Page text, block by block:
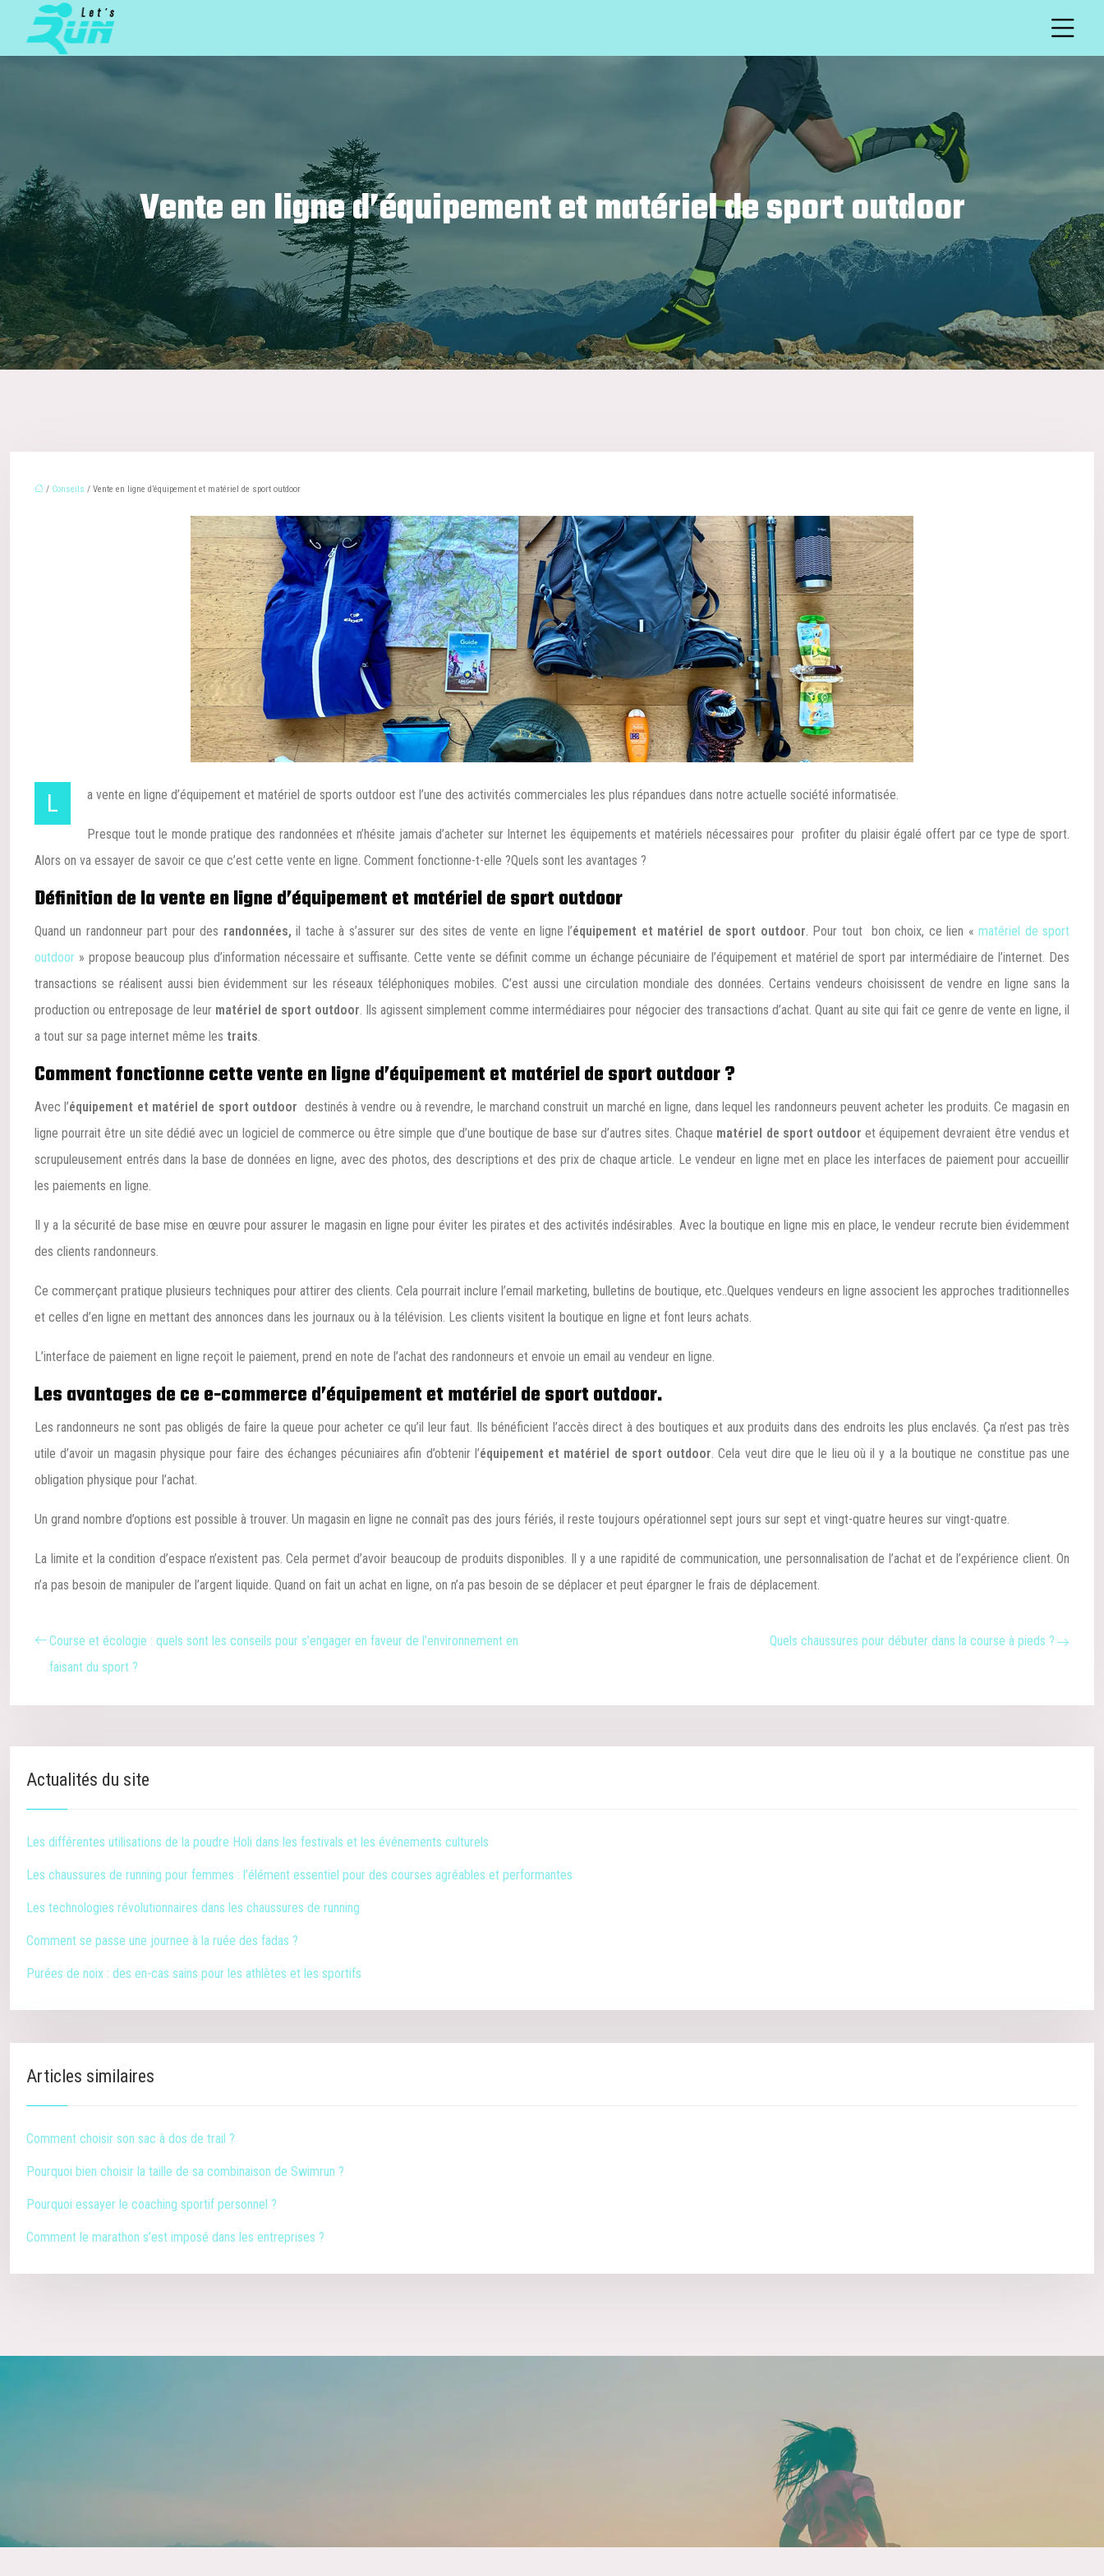
Vente en ligne d’équipement et matériel de sport outdoor
/ Conseils / Vente en ligne d’équipement et matériel de sport outdoor
La vente en ligne d’équipement et matériel de sports outdoor est l’une des activités commerciales les plus répandues dans notre actuelle société informatisée.
Presque tout le monde pratique des randonnées et n’hésite jamais d’acheter sur Internet les équipements et matériels nécessaires pour profiter du plaisir égalé offert par ce type de sport.
Alors on va essayer de savoir ce que c’est cette vente en ligne. Comment fonctionne-t-elle ?Quels sont les avantages ?
Définition de la vente en ligne d’équipement et matériel de sport outdoor
Quand un randonneur part pour des randonnées, il tache à s’assurer sur des sites de vente en ligne l’équipement et matériel de sport outdoor. Pour tout bon choix, ce lien «matériel de sport
outdoor » propose beaucoup plus d’information nécessaire et suffisante. Cette vente se définit comme un échange pécuniaire de l’équipement et matériel de sport par intermédiaire de l’internet. Des
transactions se réalisent aussi bien évidemment sur les réseaux téléphoniques mobiles. C’est aussi une circulation mondiale des données. Certains vendeurs choisissent de vendre en ligne sans la
production ou entreposage de leur matériel de sport outdoor. Ils agissent simplement comme intermédiaires pour négocier des transactions d’achat. Quant au site qui fait ce genre de vente en ligne, il
a tout sur sa page internet même les traits.
Comment fonctionne cette vente en ligne d’équipement et matériel de sport outdoor ?
Avec l’équipement et matériel de sport outdoor destinés à vendre ou à revendre, le marchand construit un marché en ligne, dans lequel les randonneurs peuvent acheter les produits. Ce magasin en
ligne pourrait être un site dédié avec un logiciel de commerce ou être simple que d’une boutique de base sur d’autres sites. Chaque matériel de sport outdooret équipement devraient être vendus et
scrupuleusement entrés dans la base de données en ligne, avec des photos, des descriptions et des prix de chaque article. Le vendeur en ligne met en place les interfaces de paiement pour accueillir
les paiements en ligne.
Il y a la sécurité de base mise en œuvre pour assurer le magasin en ligne pour éviter les pirates et des activités indésirables. Avec la boutique en ligne mis en place, le vendeur recrute bien évidemment
des clients randonneurs.
Ce commerçant pratique plusieurs techniques pour attirer des clients. Cela pourrait inclure l’email marketing, bulletins de boutique, etc..Quelques vendeurs en ligne associent les approches traditionnelles
et celles d’en ligne en mettant des annonces dans les journaux ou à la télévision. Les clients visitent la boutique en ligne et font leurs achats.
L’interface de paiement en ligne reçoit le paiement, prend en note de l’achat des randonneurs et envoie un email au vendeur en ligne.
Les avantages de ce e-commerce d’équipement et matériel de sport outdoor.
Les randonneurs ne sont pas obligés de faire la queue pour acheter ce qu’il leur faut. Ils bénéficient l’accès direct à des boutiques et aux produits dans des endroits les plus enclavés. Ça n’est pas très
utile d’avoir un magasin physique pour faire des échanges pécuniaires afin d’obtenir l’équipement et matériel de sport outdoor. Cela veut dire que le lieu où il y a la boutique ne constitue pas une
obligation physique pour l’achat.
Un grand nombre d’options est possible à trouver. Un magasin en ligne ne connaît pas des jours fériés, il reste toujours opérationnel sept jours sur sept et vingt-quatre heures sur vingt-quatre.
La limite et la condition d’espace n’existent pas. Cela permet d’avoir beaucoup de produits disponibles. Il y a une rapidité de communication, une personnalisation de l’achat et de l’expérience client. On
n’a pas besoin de manipuler de l’argent liquide. Quand on fait un achat en ligne, on n’a pas besoin de se déplacer et peut épargner le frais de déplacement.
Course et écologie : quels sont les conseils pour s’engager en faveur de l’environnement en
faisant du sport ?
Quels chaussures pour débuter dans la course à pieds ?
Actualités du site
Les différentes utilisations de la poudre Holi dans les festivals et les événements culturels
Les chaussures de running pour femmes : l’élément essentiel pour des courses agréables et performantes
Les technologies révolutionnaires dans les chaussures de running
Comment se passe une journee à la ruée des fadas ?
Purées de noix : des en-cas sains pour les athlètes et les sportifs
Articles similaires
Comment choisir son sac à dos de trail ?
Pourquoi bien choisir la taille de sa combinaison de Swimrun ?
Pourquoi essayer le coaching sportif personnel ?
Comment le marathon s’est imposé dans les entreprises ?